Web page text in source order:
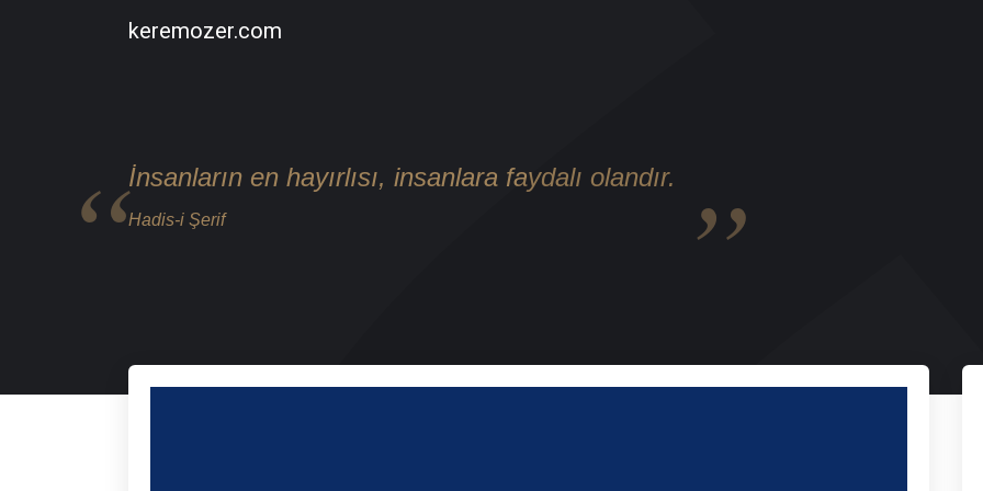
keremozer.com
İnsanların en hayırlısı, insanlara faydalı olandır.
Hadis-i Şerif